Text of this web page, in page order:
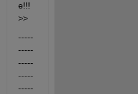
e!!!
>>
-----
-----
-----
-----
-----